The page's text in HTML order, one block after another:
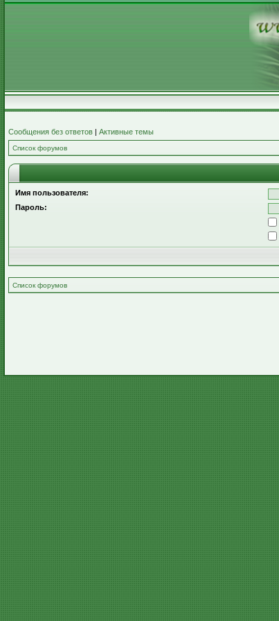
Сообщения без ответов | Активные темы
Список форумов
Имя пользователя:
Пароль:
Список форумов